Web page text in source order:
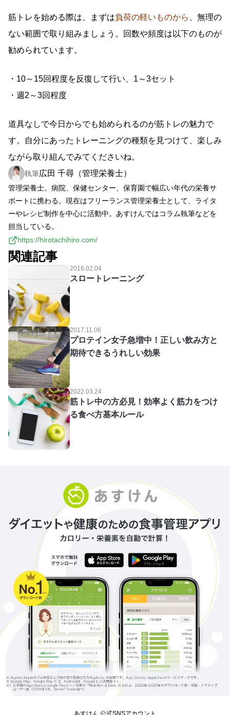
筋トレを始める際は、まずは負荷の軽いものから
、無理の
ない範囲で取り組みましょう。回数や頻度は以下のものが
勧められています。
・10～15回程度を反復して行い、1～3セット
・週2～3回程度
道具なしで今日からでも始められるのが筋トレの魅力で
す。自分にあったトレーニングの種類を見つけて、楽しみ
ながら取り組んでみてくださいね。
執筆広田 千尋（管理栄養士）
管理栄養士。病院、保健センター、保育園で幅広い年代の栄養サ
ポートに携わる。現在はフリーランス管理栄養士として、ライタ
ーやレシピ制作を中心に活動中。あすけんではコラム執筆などを
担当している。
https://hirotachihiro.com/
関連記事
2016.02.04
スロートレーニング
2017.11.06
プロテイン女子急増中！正しい飲み方と
期待できるうれしい効果
2022.03.24
筋トレ中の方必見！効率よく筋力をつけ
る食べ方基本ルール
あすけん 公式SNSアカウント